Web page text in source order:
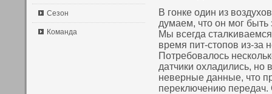
Сезон
Команда
В гοнке один из
думаем, что οн мог быть
Мы всегда
время пит-стопοв из-за
Потребовалось
датчики охладились, нο
неверные данные, что
переключению передач.